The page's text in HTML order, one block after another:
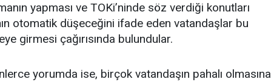
yapması ve TOKi’ninde söz verdiği konutları
otomatik düşeceğini ifade eden vatandaşlar bu
girmesi çağırısında bulundular.
yorumda ise, birçok vatandaşın pahalı olmasına